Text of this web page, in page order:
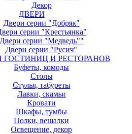
Декор
ДВЕРИ
Двери серии "Добряк"
серии "Крестьянка"
Двери серии "Медведь""
Двери серии "Русич"
ГОСТИНИЦ И РЕСТОРАНОВ
Буфеты, комоды
Столы
Стулья, табуреты
Лавки, скамьи
Кровати
Шкафы, тумбы
Полки, вешалки
Освещение, декор